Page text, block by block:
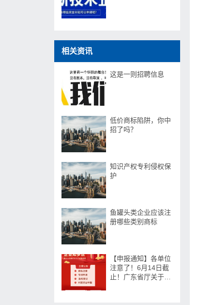
相关资讯
这是一则招聘信息
低价商标陷阱，你中
招了吗？
知识产权专利侵权保
护
鱼罐头类企业应该注
册哪些类别商标
【申报通知】各单位
注意了！6月14日截
止！广东省厅关于组